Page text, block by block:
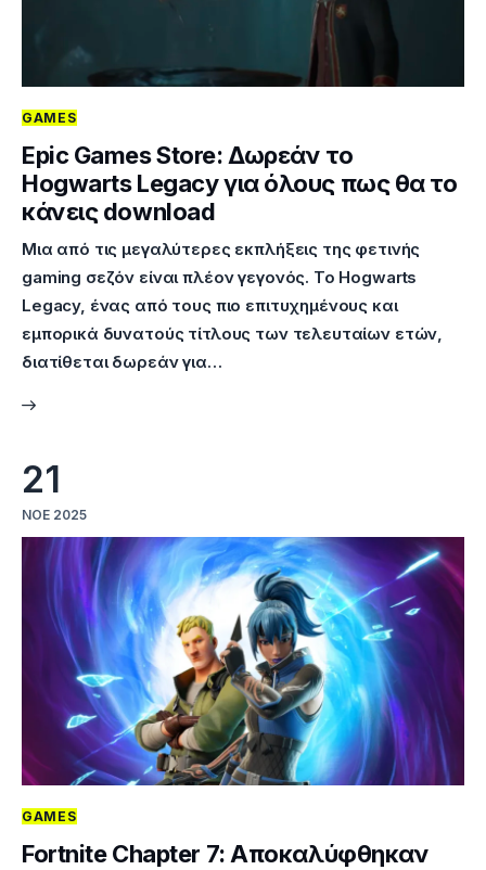
GAMES
Epic Games Store: Δωρεάν το
Hogwarts Legacy για όλους πως θα το
κάνεις download
Μια από τις μεγαλύτερες εκπλήξεις της φετινής
gaming σεζόν είναι πλέον γεγονός. Το Hogwarts
Legacy, ένας από τους πιο επιτυχημένους και
εμπορικά δυνατούς τίτλους των τελευταίων ετών,
διατίθεται δωρεάν για…
21
ΝΟΈ 2025
GAMES
Fortnite Chapter 7: Aποκαλύφθηκαν